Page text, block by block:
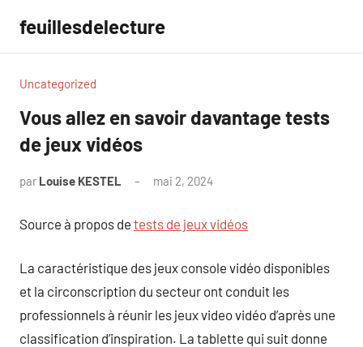
contenu
feuillesdelecture
Uncategorized
Vous allez en savoir davantage tests
de jeux vidéos
par Louise KESTEL mai 2, 2024
Source à propos de tests de jeux vidéos
La caractéristique des jeux console vidéo disponibles
et la circonscription du secteur ont conduit les
professionnels à réunir les jeux video vidéo d’après une
classification d’inspiration. La tablette qui suit donne